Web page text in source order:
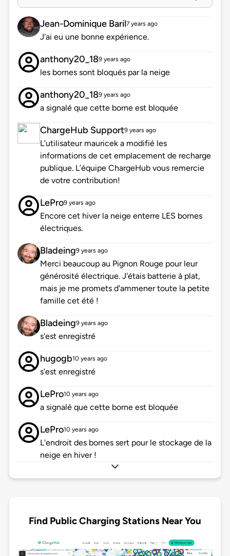
Jean-Dominique Baril7 years ago
J'ai eu une bonne expérience.
anthony20_189 years ago
les bornes sont bloqués par la neige
anthony20_189 years ago
a signalé que cette borne est bloquée
ChargeHub Support9 years ago
L’utilisateur mauricek a modifié les
informations de cet emplacement de recharge
publique. L’équipe ChargeHub vous remercie
de votre contribution!
LePro9 years ago
Encore cet hiver la neige enterre LES bornes
électriques.
Bladeing9 years ago
Merci beaucoup au Pignon Rouge pour leur
générosité électrique. J'étais batterie à plat,
mais je me promets d'ammener toute la petite
famille cet été !
Bladeing9 years ago
s'est enregistré
hugogb10 years ago
s'est enregistré
LePro10 years ago
a signalé que cette borne est bloquée
LePro10 years ago
L'endroit des bornes sert pour le stockage de la
neige en hiver !
Find Public Charging Stations Near You